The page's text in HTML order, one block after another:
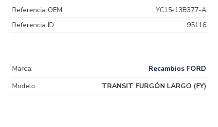
Referencia OEM:
YC15-13B377-A
Referencia ID:
95116
Marca:
Recambios FORD
Modelo:
TRANSIT FURGÓN LARGO (FY)